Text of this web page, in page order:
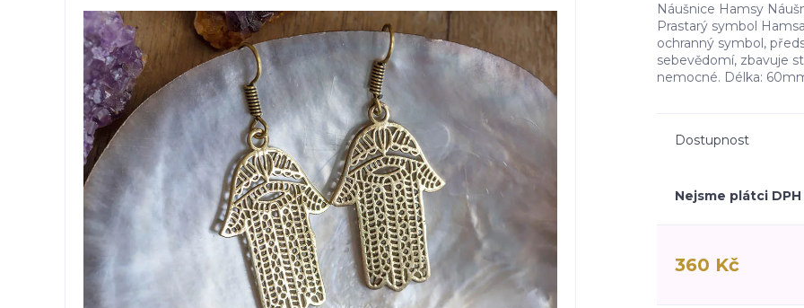
Náušnice Hamsy
Prastarý symbol
ochranný symbol,
sebevědomí, zbavuje
nemocné. Délka:
Dostupnost
Nejsme plátci DPH
360 Kč